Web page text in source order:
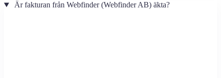
Är fakturan från Webfinder (Webfinder AB) äkta?